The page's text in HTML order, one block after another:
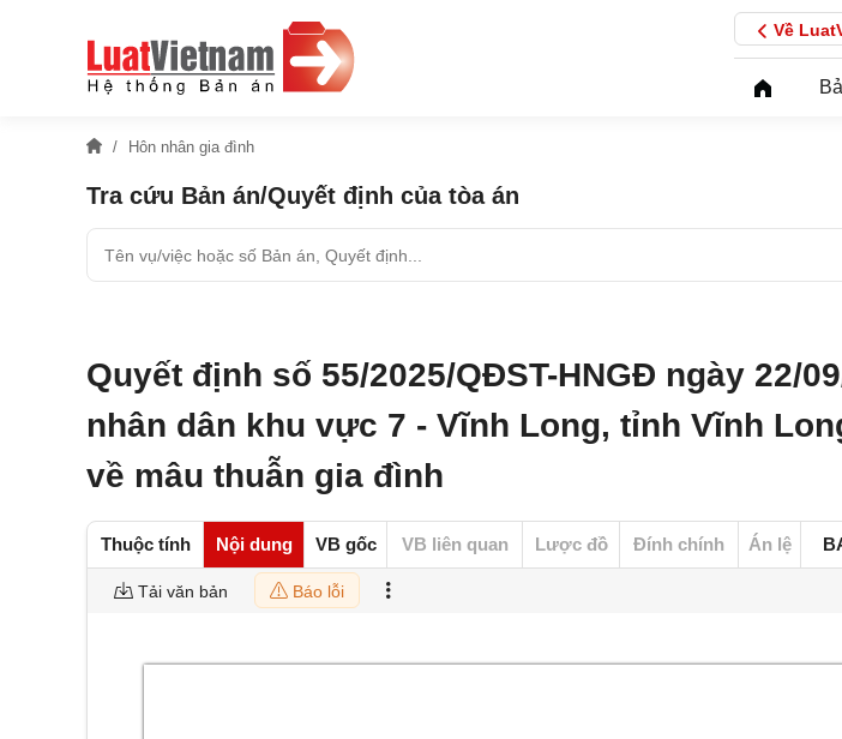
Về
Hôn nhân gia đình
Tra cứu Bản án/Quyết định của tòa án
Quyết định số 55/2025/QĐST-HNGĐ ngày 22/
nhân dân khu vực 7 - Vĩnh Long, tỉnh Vĩnh
về mâu thuẫn gia đình
Thuộc tính Nội dung VB gốc VB liên quan Lược đồ Đính chính Án lệ
Tải văn bản Báo lỗi